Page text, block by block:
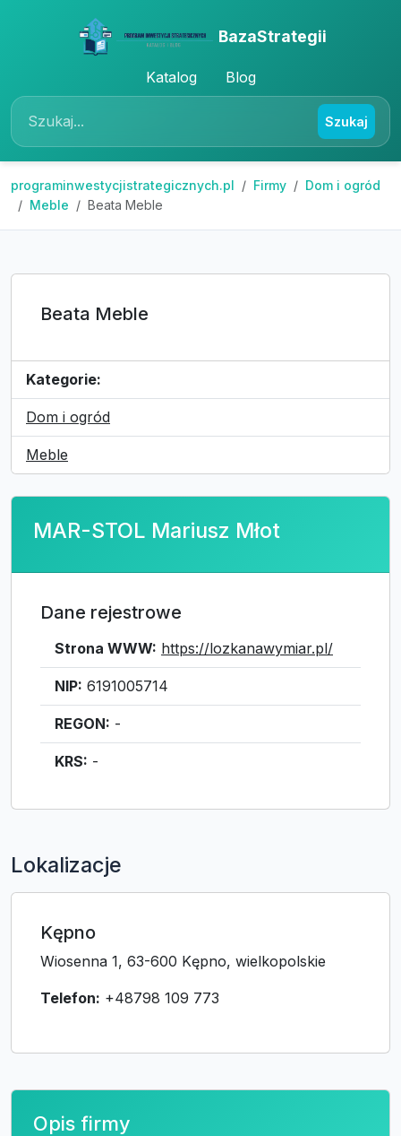
BazaStrategii
Katalog Blog
Szukaj
programinwestycjistrategicznych.pl Firmy
Dom i ogród
Meble
Beata Meble
Beata Meble
Kategorie:
Dom i ogród
Meble
MAR-STOL Mariusz Młot
Dane rejestrowe
Strona WWW: https://lozkanawymiar.pl/
NIP: 6191005714
REGON: -
KRS: -
Lokalizacje
Kępno
Wiosenna 1, 63-600 Kępno, wielkopolskie
Telefon: +48798 109 773
Opis firmy